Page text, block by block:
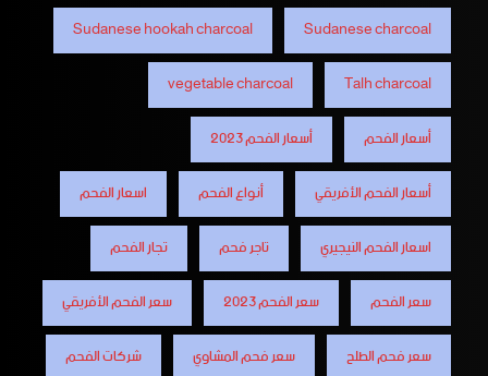
Sudanese charcoal
Sudanese hookah charcoal
Talh charcoal
vegetable charcoal
أسعار الفحم
أسعار الفحم 2023
أسعار الفحم الأفريقي
أنواع الفحم
اسعار الفحم
اسعار الفحم النيجيري
تاجر فحم
تجار الفحم
سعر الفحم
سعر الفحم 2023
سعر الفحم الأفريقي
سعر فحم الطلح
سعر فحم المشاوي
شركات الفحم